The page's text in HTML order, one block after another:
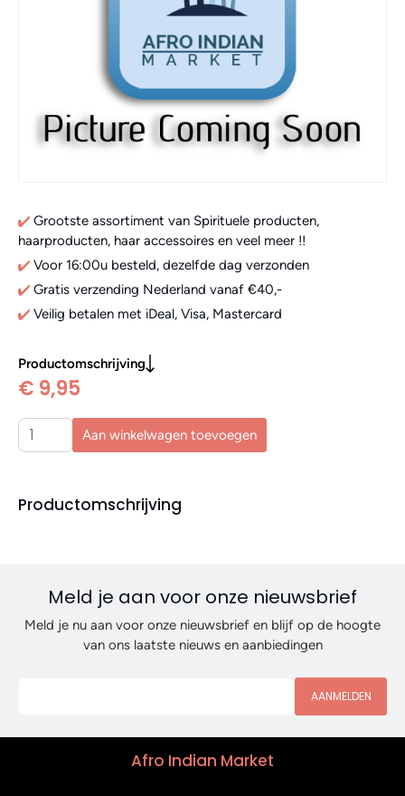
Grootste assortiment van Spirituele producten,
haarproducten, haar accessoires en veel meer !!
Voor 16:00u besteld, dezelfde dag verzonden
Gratis verzending Nederland vanaf €40,-
Veilig betalen met iDeal, Visa, Mastercard
Productomschrijving
€ 9,95
Aan winkelwagen toevoegen
Productomschrijving
Meld je aan voor onze nieuwsbrief
Meld je nu aan voor onze nieuwsbrief en blijf op de hoogte
van ons laatste nieuws en aanbiedingen
AANMELDEN
Afro Indian Market